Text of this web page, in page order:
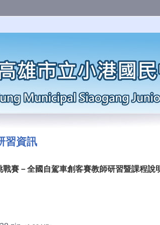
習資訊
戰賽－全國自駕車創客賽教師研習暨課程說